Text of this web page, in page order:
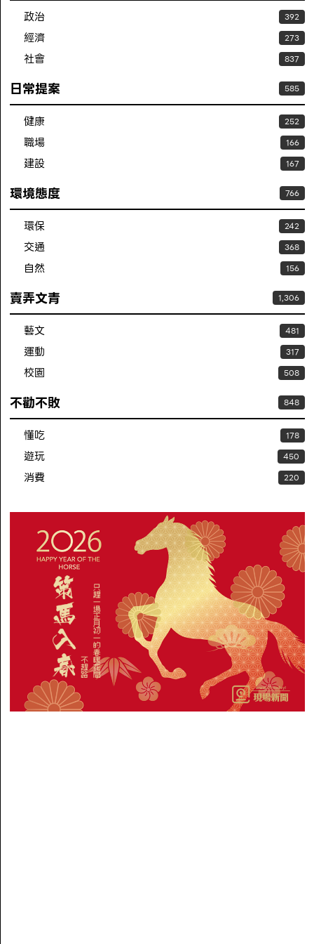
政治 392
經濟 273
社會 837
日常提案 585
健康 252
職場 166
建設 167
環境態度 766
環保 242
交通 368
自然 156
賣弄文青 1,306
藝文 481
運動 317
校園 508
不勸不敗 848
懂吃 178
遊玩 450
消費 220